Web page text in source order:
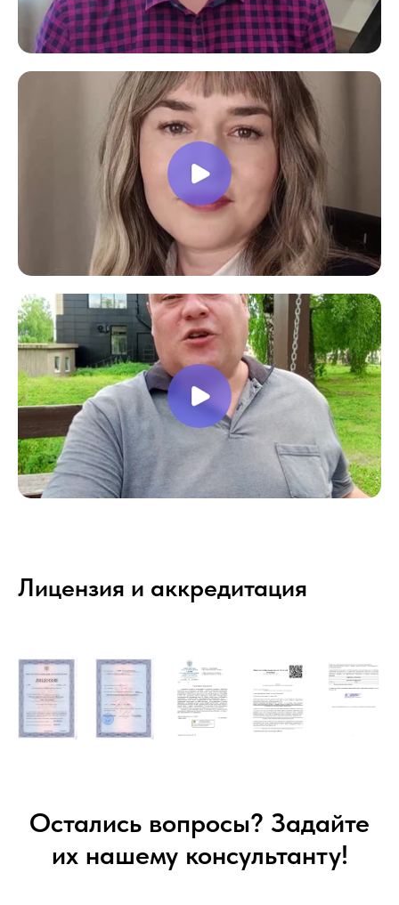
Лицензия и аккредитация
Остались вопросы? Задайте
их нашему консультанту!